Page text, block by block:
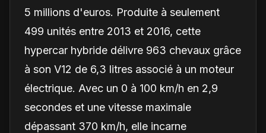
5 millions d'euros. Produite à seulement
499 unités entre 2013 et 2016, cette
hypercar hybride délivre 963 chevaux grâce
à son V12 de 6,3 litres associé à un moteur
électrique. Avec un 0 à 100 km/h en 2,9
secondes et une vitesse maximale
dépassant 370 km/h, elle incarne